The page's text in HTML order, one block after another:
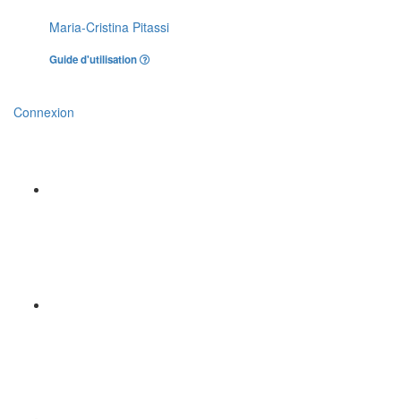
Maria-Cristina Pitassi
Guide d'utilisation
Connexion